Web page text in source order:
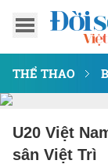
THỂ THAO
U20 Việt
sân Việt Trì